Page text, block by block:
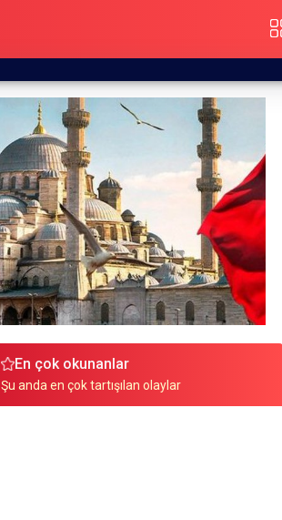
En çok okunanlar
Şu anda en çok tartışılan olaylar